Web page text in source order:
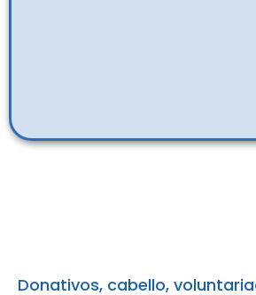
Donativos, cabello,